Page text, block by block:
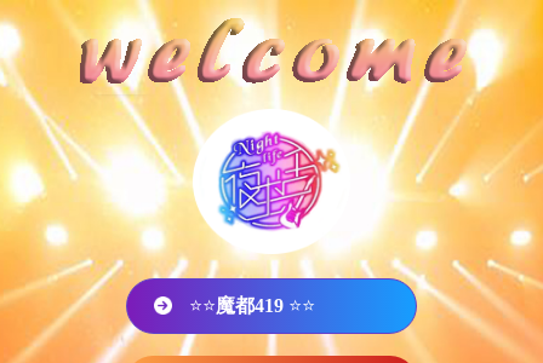
⭐⭐魔都419 ⭐⭐